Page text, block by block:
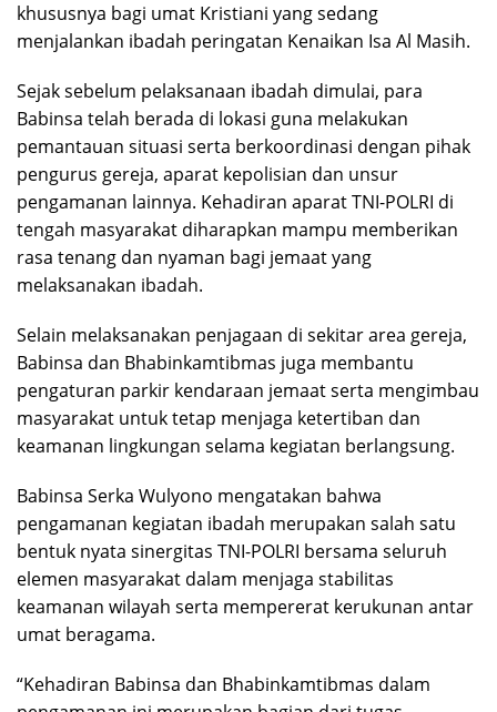
khususnya bagi umat Kristiani yang sedang
menjalankan ibadah peringatan Kenaikan Isa Al Masih.
Sejak sebelum pelaksanaan ibadah dimulai, para
Babinsa telah berada di lokasi guna melakukan
pemantauan situasi serta berkoordinasi dengan pihak
pengurus gereja, aparat kepolisian dan unsur
pengamanan lainnya. Kehadiran aparat TNI-POLRI di
tengah masyarakat diharapkan mampu memberikan
rasa tenang dan nyaman bagi jemaat yang
melaksanakan ibadah.
Selain melaksanakan penjagaan di sekitar area gereja,
Babinsa dan Bhabinkamtibmas juga membantu
pengaturan parkir kendaraan jemaat serta mengimbau
masyarakat untuk tetap menjaga ketertiban dan
keamanan lingkungan selama kegiatan berlangsung.
Babinsa Serka Wulyono mengatakan bahwa
pengamanan kegiatan ibadah merupakan salah satu
bentuk nyata sinergitas TNI-POLRI bersama seluruh
elemen masyarakat dalam menjaga stabilitas
keamanan wilayah serta mempererat kerukunan antar
umat beragama.
“Kehadiran Babinsa dan Bhabinkamtibmas dalam